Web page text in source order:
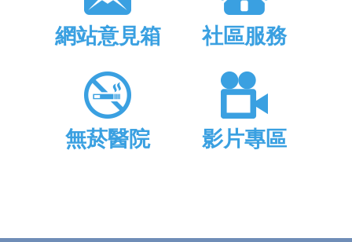
網站意見箱 社區服務
無菸醫院 影片專區